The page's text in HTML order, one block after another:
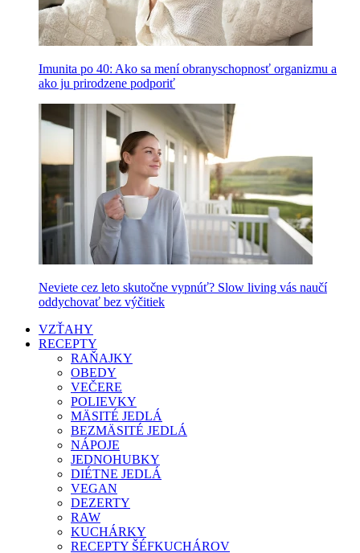
Imunita po 40: Ako sa mení obranyschopnosť organizmu a
ako ju prirodzene podporiť
Neviete cez leto skutočne vypnúť? Slow living vás naučí
oddychovať bez výčitiek
VZŤAHY
RECEPTY
RAŇAJKY
OBEDY
VEČERE
POLIEVKY
MÄSITÉ JEDLÁ
BEZMÄSITÉ JEDLÁ
NÁPOJE
JEDNOHUBKY
DIÉTNE JEDLÁ
VEGAN
DEZERTY
RAW
KUCHÁRKY
RECEPTY ŠÉFKUCHÁROV